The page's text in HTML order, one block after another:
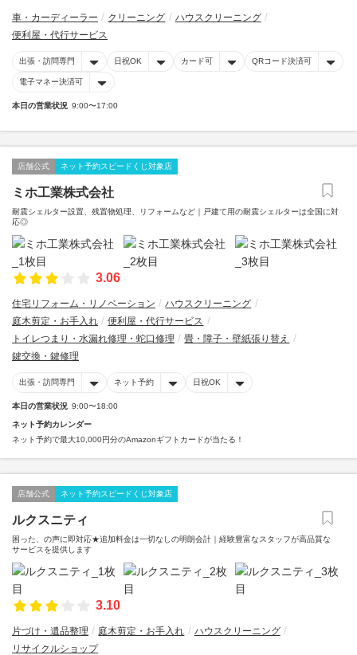
車・カーディーラー クリーニング
ハウスクリーニング
便利屋・代行サービス
出張・訪問専門 日祝OK カード可 QRコード決済可
電子マネー決済可
本日の営業状況 9:00〜17:00
店舗公式 ネット予約スピードくじ対象店
ミホ工業株式会社
耐震シェルター設置、残置物処理、リフォームなど｜戸建て用の耐震シェルターは全国に対
応◎
3.06
住宅リフォーム・リノベーション
ハウスクリーニング
庭木剪定・お手入れ
便利屋・代行サービス
トイレつまり・水漏れ修理・蛇口修理
畳・障子・壁紙張り替え
鍵交換・鍵修理
出張・訪問専門 ネット予約 日祝OK
本日の営業状況 9:00〜18:00
ネット予約カレンダー
ネット予約で最大10,000円分のAmazonギフトカードが当たる！
店舗公式 ネット予約スピードくじ対象店
ルクスニティ
困った、の声に即対応★追加料金は一切なしの明朗会計｜経験豊富なスタッフが高品質な
サービスを提供します
3.10
片づけ・遺品整理 庭木剪定・お手入れ
ハウスクリーニング
リサイクルショップ